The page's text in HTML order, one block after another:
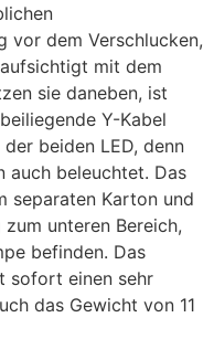
vor dem Verschlucken,
mit dem
sie daneben, ist
Y-Kabel
beiden LED, denn
auch beleuchtet. Das
separaten Karton und
unteren Bereich,
befinden. Das
sofort einen sehr
das Gewicht von 11